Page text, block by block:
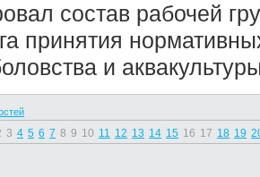
состав рабочей
принятия
и
3 4 5 6 7 8 9 10 11 12 13 14 15 16 17 18 19